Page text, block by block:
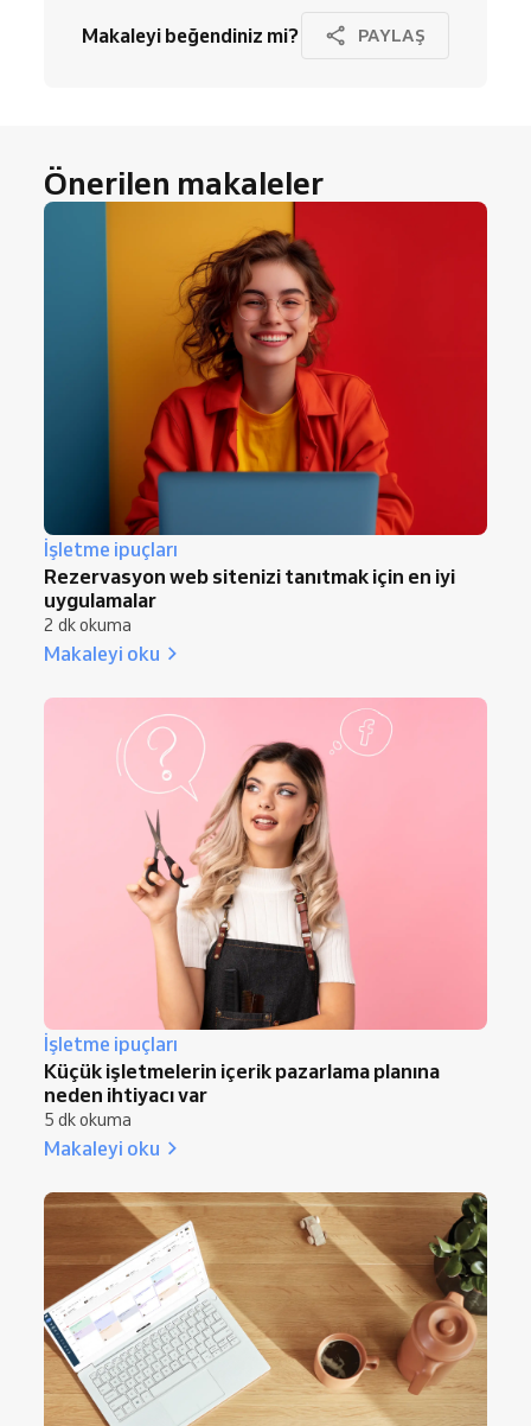
Makaleyi beğendiniz mi? PAYLAŞ
Önerilen makaleler
İşletme ipuçları
Rezervasyon web sitenizi tanıtmak için en iyi
uygulamalar
2 dk okuma
Makaleyi oku
İşletme ipuçları
Küçük işletmelerin içerik pazarlama planına
neden ihtiyacı var
5 dk okuma
Makaleyi oku